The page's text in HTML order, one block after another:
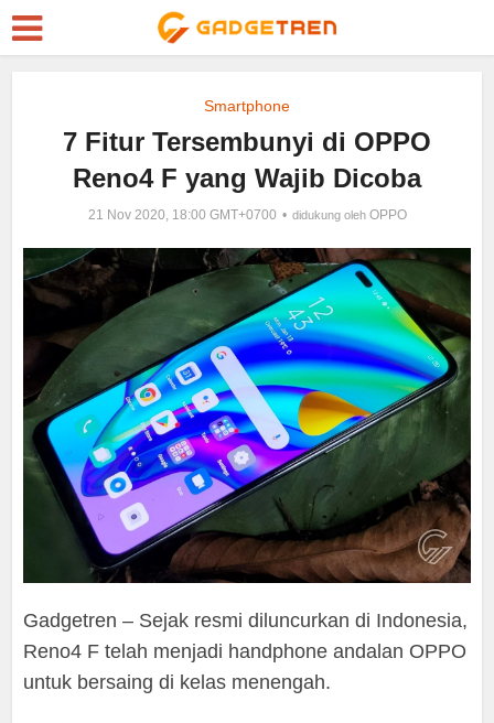
Smartphone
7 Fitur Tersembunyi di OPPO
Reno4 F yang Wajib Dicoba
21 Nov 2020, 18:00 GMT+0700 didukung oleh OPPO
Gadgetren – Sejak resmi diluncurkan di Indonesia,
Reno4 F telah menjadi handphone andalan OPPO
untuk bersaing di kelas menengah.